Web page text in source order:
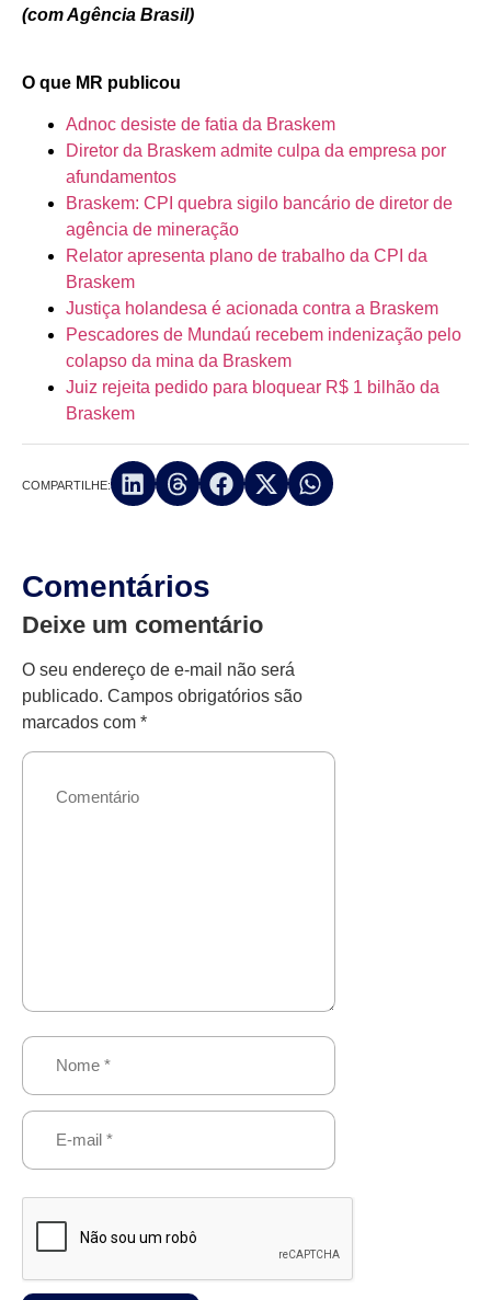
(com Agência Brasil)
O que MR publicou
Adnoc desiste de fatia da Braskem
Diretor da Braskem admite culpa da empresa por
afundamentos
Braskem: CPI quebra sigilo bancário de diretor de
agência de mineração
Relator apresenta plano de trabalho da CPI da
Braskem
Justiça holandesa é acionada contra a Braskem
Pescadores de Mundaú recebem indenização pelo
colapso da mina da Braskem
Juiz rejeita pedido para bloquear R$ 1 bilhão da
Braskem
COMPARTILHE:
Comentários
Deixe um comentário
O seu endereço de e-mail não será
publicado. Campos obrigatórios são
marcados com *